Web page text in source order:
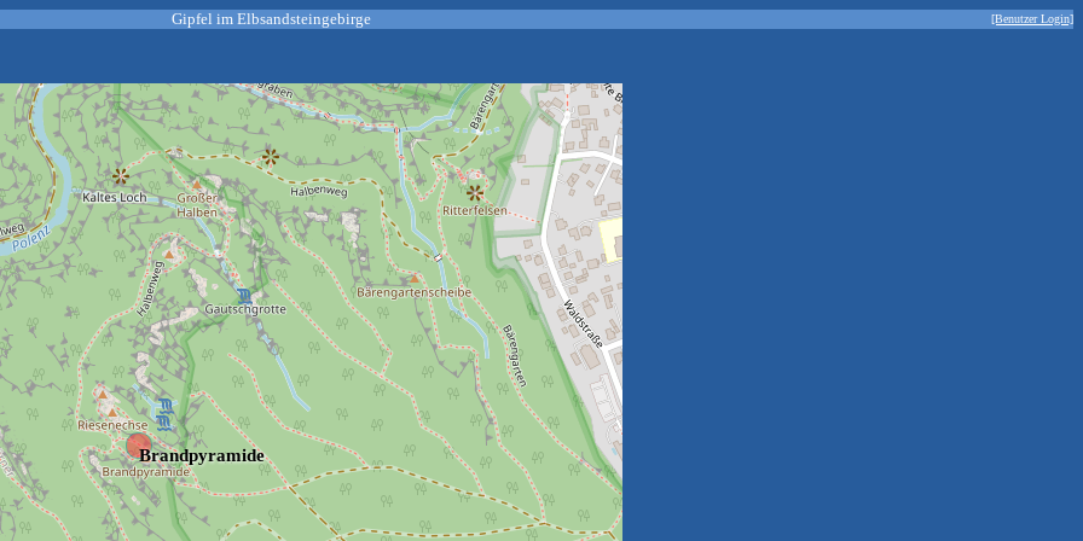
Gipfel im Elbsandsteingebirge [Benutzer Login]
Brandpyramide